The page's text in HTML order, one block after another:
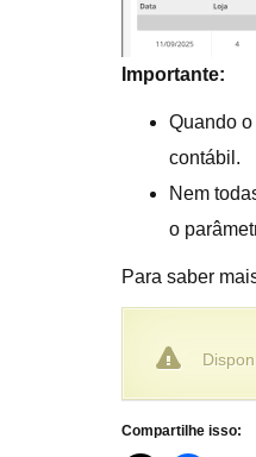
Importante:
Quando
contábil.
Nem
o
Para saber
Compartilhe isso: